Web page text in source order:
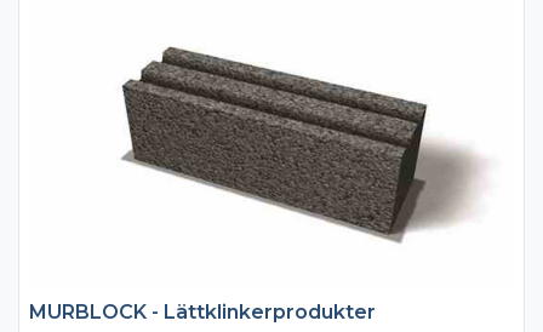
MURBLOCK - Lättklinkerprodukter